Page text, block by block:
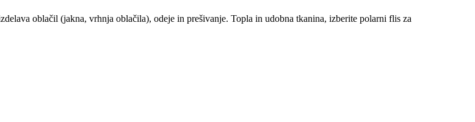
oblačil (jakna, vrhnja oblačila), odeje in prešivanje. Topla in udobna tkanina, izberite polarni flis za